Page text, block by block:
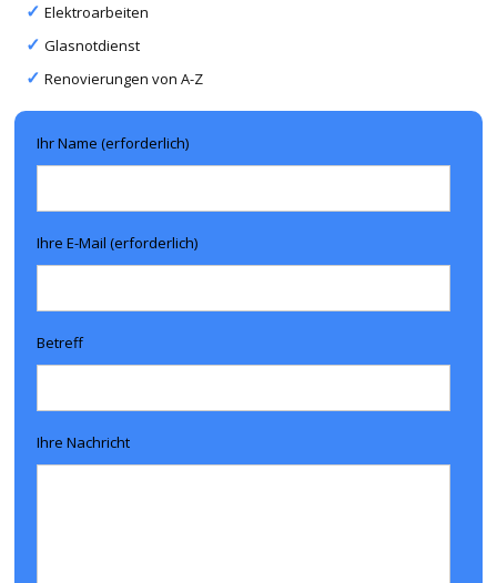
Elektroarbeiten
Glasnotdienst
Renovierungen von A-Z
Ihr Name (erforderlich)
Ihre E-Mail (erforderlich)
Betreff
Ihre Nachricht